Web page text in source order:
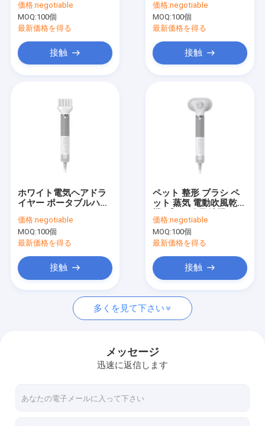
工場 ツアー
ニュース
事件
引金 を 求め て ください
電気ヘア・カーラー
価格:negotiable
MOQ:100個
最新価格を得る
接触
価格:negotiable
MOQ:100個
最新価格を得る
接触
ホワイト電気ヘアドラ
イヤー ポータブルハン
ー赤外線 犬のヘアフォ
ース
価格:negotiable
MOQ:100個
最新価格を得る
接触
ペット 整形 ブラシ ペ
ット 蒸気 電動吹風乾燥
価格:negotiable
MOQ:100個
最新価格を得る
接触
多くを見て下さい
メッセージ
迅速に返信します